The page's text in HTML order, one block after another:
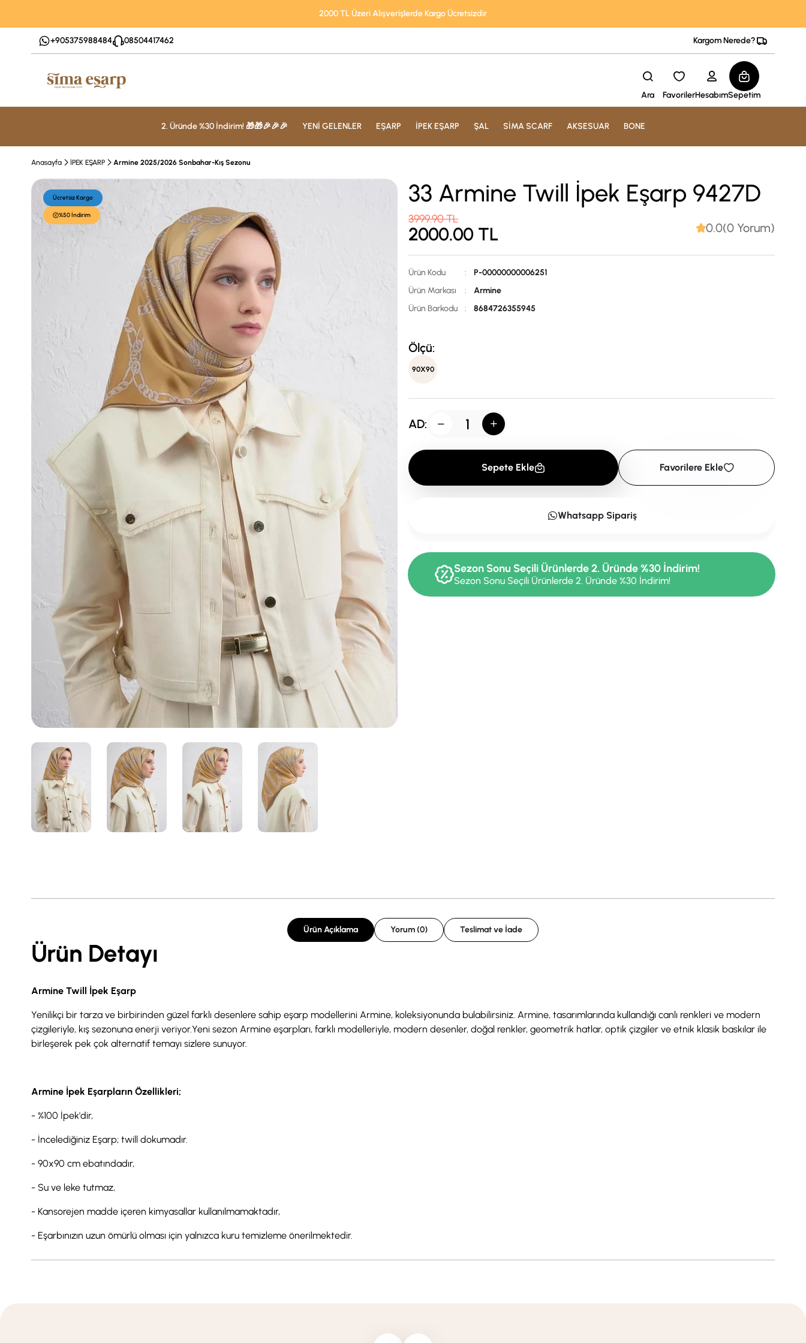
2000 TL Üzeri Alışverişlerde Kargo Ücretsizdir
+905375988484 08504417462 Kargom Nerede?
Ara FavorilerHesabımSepetim
2. Üründe %30 İndirim! 🎁🎁🎉🎉🎉 YENİ GELENLER EŞARP İPEK EŞARP ŞAL SİMA SCARF AKSESUAR BONE
Anasayfa İPEK EŞARP Armine 2025/2026 Sonbahar-Kış Sezonu
Ücretsiz Kargo
%50 İndirim
33 Armine Twill İpek Eşarp 9427D
3999.90TL
2000.00 TL 0.0(0 Yorum)
Ürün Kodu :
P-00000000006251
Ürün Markası
:
Armine
Ürün Barkodu
: 8684726355945
Ölçü:
90X90
AD:
Sepete Ekle Favorilere Ekle
Whatsapp Sipariş
Sezon Sonu Seçili Ürünlerde 2. Üründe %30 İndirim!
Sezon Sonu Seçili Ürünlerde 2. Üründe %30 İndirim!
Ürün Açıklama Yorum (0) Teslimat ve İade
Ürün Detayı
Armine Twill İpek Eşarp
Yenilikçi bir tarza ve birbirinden güzel farklı desenlere sahip eşarp modellerini Armine, koleksiyonunda bulabilirsiniz. Armine, tasarımlarında kullandığı canlı renkleri ve modern
çizgileriyle, kış sezonuna enerji veriyor.Yeni sezon Armine eşarpları, farklı modelleriyle, modern desenler, doğal renkler, geometrik hatlar, optik çizgiler ve etnik klasik baskılar ile
birleşerek pek çok alternatif temayı sizlere sunuyor.
Armine İpek Eşarpların Özellikleri;
- %100 İpek'dir,
- İncelediğiniz Eşarp; twill dokumadır.
- 90x90 cm ebatındadır,
- Su ve leke tutmaz,
- Kansorejen madde içeren kimyasallar kullanılmamaktadır,
- Eşarbınızın uzun ömürlü olması için yalnızca kuru temizleme önerilmektedir.